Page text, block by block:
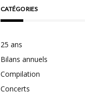
CATÉGORIES
25 ans
Bilans annuels
Compilation
Concerts